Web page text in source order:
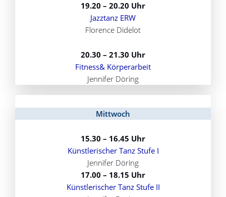
19.20 – 20.20 Uhr
Jazztanz ERW
Florence Didelot
20.30 – 21.30 Uhr
Fitness& Körperarbeit
Jennifer Döring
Mittwoch
15.30 – 16.45 Uhr
Künstlerischer Tanz Stufe I
Jennifer Döring
17.00 – 18.15 Uhr
Künstlerischer Tanz Stufe II